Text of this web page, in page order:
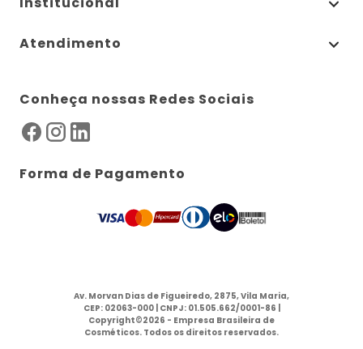
Atendimento
Conheça nossas Redes Sociais
Forma de Pagamento
Av. Morvan Dias de Figueiredo, 2875, Vila Maria,
CEP: 02063-000 | CNPJ: 01.505.662/0001-86 |
Copyright©2026 - Empresa Brasileira de
Cosméticos. Todos os direitos reservados.